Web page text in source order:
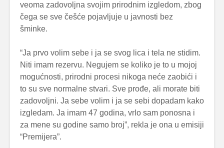
veoma zadovoljna svojim prirodnim izgledom, zbog
čega se sve češće pojavljuje u javnosti bez
šminke.
“Ja prvo volim sebe i ja se svog lica i tela ne stidim.
Niti imam rezervu. Negujem se koliko je to u mojoj
mogućnosti, prirodni procesi nikoga neće zaobići i
to su sve normalne stvari. Sve prođe, ali morate biti
zadovoljni. Ja sebe volim i ja se sebi dopadam kako
izgledam. Ja imam 47 godina, vrlo sam ponosna i
za mene su godine samo broj”, rekla je ona u emisiji
“Premijera”.